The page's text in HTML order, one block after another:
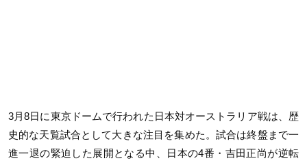
3月8日に東京ドームで行われた日本対オーストラリア戦は、歴
史的な天覧試合として大きな注目を集めた。試合は終盤まで一
進一退の緊迫した展開となる中、日本の4番・吉田正尚が逆転